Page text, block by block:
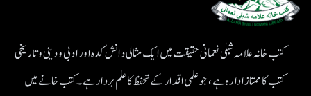
کتب خانہ علامہ شبلی نعمانی حقیقت میں ایک مثالی دانش کدہ اور ادبی ودینی و تاریخی
کتب کا ممتاز ادارہ ہے، جو علمی اقدار کے تحفظ کا علم بردار ہے۔کتب خانے میں